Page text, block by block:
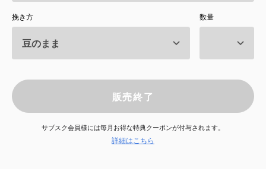
お知らせ
よくある質問
店舗情報
挽き方 数量
販売終了
サブスク会員様には毎月お得な特典クーポンが付与されます。
詳細はこちら